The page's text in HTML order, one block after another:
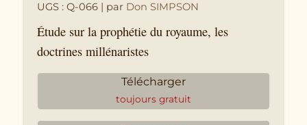
UGS : Q-066 | par Don SIMPSON
Étude sur la prophétie du royaume, les
doctrines millénaristes
Télécharger
toujours gratuit